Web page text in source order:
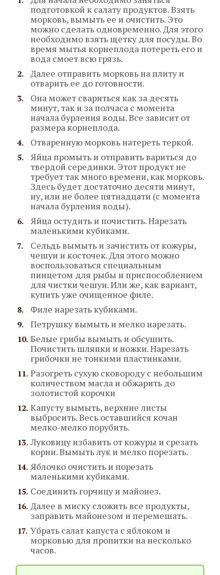
подготовкой к салату продуктов. Взять
морковь, вымыть ее и очистить. Это
можно сделать одновременно. Для этого
необходимо взять щетку для посуды. Во
время мытья корнеплода потереть его и
вода смоет всю грязь.
Далее отправить морковь на плиту и
отварить ее до готовности.
Она может свариться как за десять
минут, так и за полчаса с момента
начала бурления воды. Все зависит от
размера корнеплода.
Отваренную морковь натереть теркой.
Яйца промыть и отправить вариться до
твердой серединки. Этот продукт не
требует так много времени, как морковь.
Здесь будет достаточно десяти минут,
ну, или не более пятнадцати (с момента
начала бурления воды).
Яйца остудить и почистить. Нарезать
маленькими кубиками.
Сельдь вымыть и зачистить от кожуры,
чешуи и косточек. Для этого можно
воспользоваться специальным
пинцетом для рыбы и приспособлением
для чистки чешуи. Или же, как вариант,
купить уже очищенное филе.
Филе нарезать кубиками.
Петрушку вымыть и мелко нарезать.
Белые грибы вымыть и обсушить.
Почистить шляпки и ножки. Нарезать
грибочки не тонкими пластинками.
Разогреть сухую сковороду с небольшим
количеством масла и обжарить до
золотистой корочки
Капусту вымыть, верхние листы
выбросить. Весь оставшийся кочан
мелко-мелко порубить.
Луковицу избавить от кожуры и срезать
корни. Вымыть лук и мелко порезать.
Яблочко очистить и порезать
маленькими кубиками.
Соединить горчицу и майонез.
Далее в миску сложить все продукты,
заправить майонезом и перемешать.
Убрать салат капуста с яблоком и
морковью для пропитки на несколько
часов.